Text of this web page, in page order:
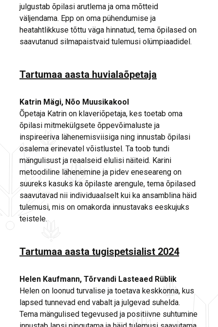
julgustab õpilasi arutlema ja oma mõtteid
väljendama. Epp on oma pühendumise ja
heatahtlikkuse tõttu väga hinnatud, tema õpilased on
saavutanud silmapaistvaid tulemusi olümpiaadidel.
Tartumaa aasta huvialaõpetaja
Katrin Mägi, Nõo Muusikakool
Õpetaja Katrin on klaveriõpetaja, kes toetab oma
õpilasi mitmekülgsete õppevõimaluste ja
inspireeriva lähenemisviisiga ning innustab õpilasi
osalema erinevatel võistlustel. Ta toob tundi
mängulisust ja reaalseid elulisi näiteid. Karini
metoodiline lähenemine ja pidev eneseareng on
suureks kasuks ka õpilaste arengule, tema õpilased
saavutavad nii individuaalselt kui ka ansamblina häid
tulemusi, mis on omakorda innustavaks eeskujuks
teistele.
Tartumaa aasta tugispetsialist 2024
Helen Kaufmann, Tõrvandi Lasteaed Rüblik
Helen on loonud turvalise ja toetava keskkonna, kus
lapsed tunnevad end vabalt ja julgevad suhelda.
Tema mängulised tegevused ja positiivne suhtumine